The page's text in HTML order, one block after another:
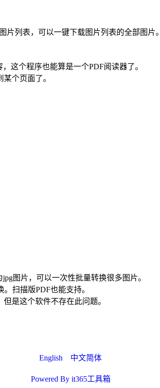
片列表，可以一键下载图片列表的全部图片。
这个程序也能算是一个PDF阅读器了。
个页面了。
图片，可以一次性批量转换很多图片。
扫描版PDF也能支持。
是这个软件不存在此问题。
English 中文简体
Powered By it365工具箱